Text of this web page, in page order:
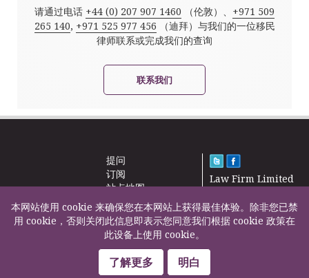
请通过电话 +44 (0) 207 907 1460 （伦敦）、 +971 509
265 140, +971 525 977 456 （迪拜）与我们的一位移民
律师联系或完成我们的查询
联系我们
提问
订阅
站点地图
新闻
联系我们
Law Firm Limited
F200500002
本网站使用 cookie 来确保您在本网站上获得最佳体验。除非您已禁
用 cookie，否则关闭此信息即表示您同意我们根据 cookie 政策在
此设备上使用 cookie。
了解更多 明白